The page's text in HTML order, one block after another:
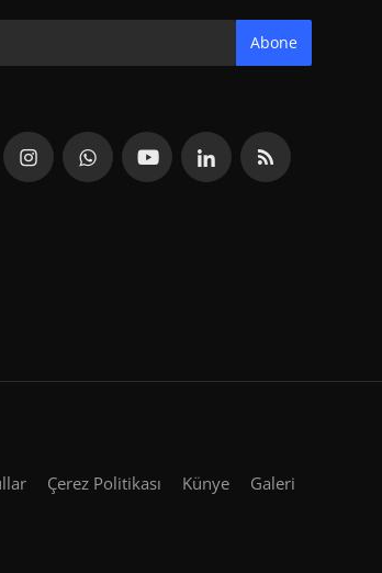
Abone
Çerez Politikası Künye Galeri